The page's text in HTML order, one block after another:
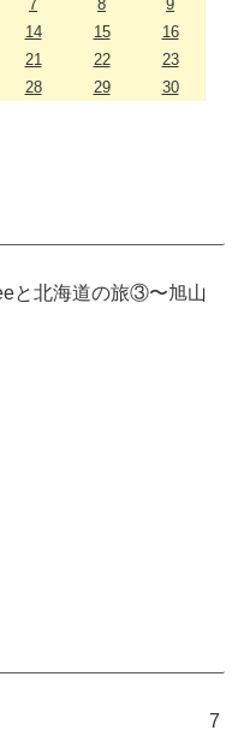
7 8
9
14 15
16
21 22
23
28 29 30
と北海道の旅③〜旭山
7